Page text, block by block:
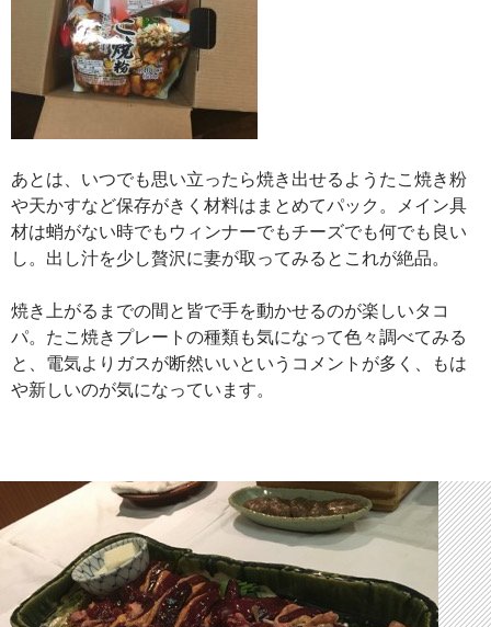
あとは、いつでも思い立ったら焼き出せるようたこ焼き粉
や天かすなど保存がきく材料はまとめてパック。メイン具
材は蛸がない時でもウィンナーでもチーズでも何でも良い
し。出し汁を少し贅沢に妻が取ってみるとこれが絶品。
焼き上がるまでの間と皆で手を動かせるのが楽しいタコ
パ。たこ焼きプレートの種類も気になって色々調べてみる
と、電気よりガスが断然いいというコメントが多く、もは
や新しいのが気になっています。